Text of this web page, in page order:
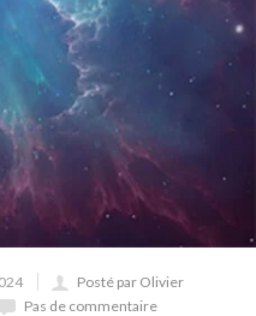
Posté par Olivier
Pas de commentaire